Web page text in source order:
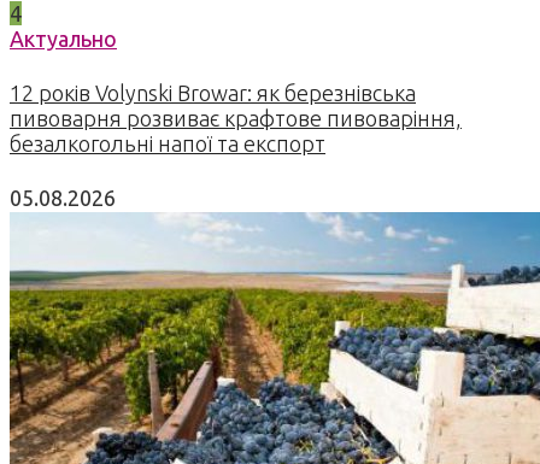
4
Актуально
12 років Volynski Browar: як березнівська
пивоварня розвиває крафтове пивоваріння,
безалкогольні напої та експорт
05.08.2026